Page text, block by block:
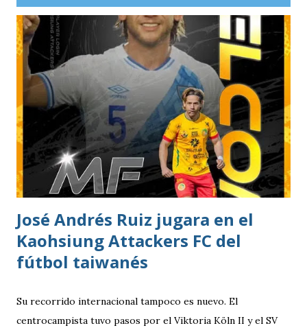
frente al Cartaginés de Costa Rica. Además, el resultado
adquiría mayor relevancia después de un complicado
arranque para los clubes guatemaltecos en el torneo,
marcado por las derrotas de Deportivo Mixco y Xelajú MC,
así como la caída de Antigua GFC por 2-0 ante Real Estelí.
Desde el inicio, los dirigidos por Mario Acevedo asumieron
el protagonismo del encuentro. Municipal controló la
posesión del balón y encontró espacios para generar
peligro hasta que, al minuto 18, el ecuatoriano Alejandro
Cabeza definió con precisión para marcar el único gol del
Cristian Checa Hernández.
José Andrés Ruiz jugara en el
Kaohsiung Attackers FC del
fútbol taiwanés
Su recorrido internacional tampoco es nuevo. El
centrocampista tuvo pasos por el Viktoria Köln II y el SV